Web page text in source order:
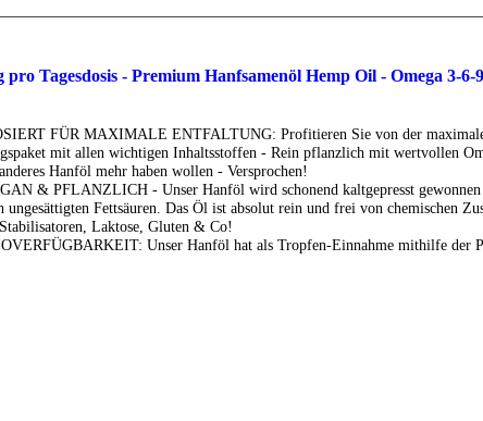
Tagesdosis - Premium Hanfsamenöl Hemp Oil - Omega 3-
FÜR MAXIMALE ENTFALTUNG: Profitieren Sie von der
mit allen wichtigen Inhaltsstoffen - Rein pflanzlich mit wertvollen
Hanföl mehr haben wollen - Versprochen!
& PFLANZLICH - Unser Hanföl wird schonend kaltgepresst gewonnen
ungesättigten Fettsäuren. Das Öl ist absolut rein und frei von chemischen
Laktose, Gluten & Co!
Unser Hanföl hat als Tropfen-Einnahme mithilfe der